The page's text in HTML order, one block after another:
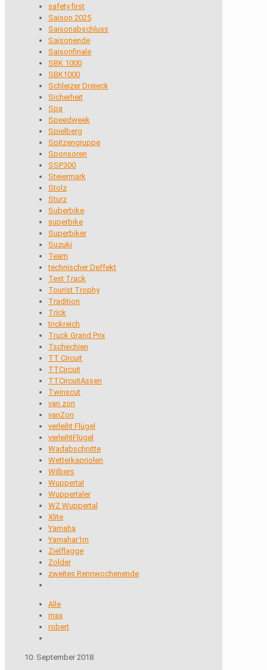
safety first
Saison 2025
Saisonabschluss
Saisonende
Saisonfinale
SBK 1000
SBK1000
Schleizer Dreieck
Sicherheit
Spa
Speedweek
Spielberg
Spitzengruppe
Sponsoren
SSP300
Steiermark
Stolz
Sturz
Suberbike
superbike
Superbiker
Suzuki
Team
technischer Deffekt
Test Track
Tourist Trophy
Tradition
Trick
trickreich
Truck Grand Prix
Tschechien
TT Circuit
TTCircuit
TTCircuitAssen
Twinscut
van zon
vanZon
verleiht Flügel
verleihtFlügel
Wadabschnitte
Wetterkapriolen
Wilbers
Wuppertal
Wuppertaler
WZ Wuppertal
Xlite
Yamaha
Yamahar1m
Zielflagge
Zolder
zweites Rennwochenende
Alle
max
robert
10. September 2018